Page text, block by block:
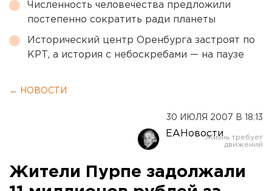
Численность человечества предложили
постепенно сократить ради планеты
Исторический центр Оренбурга застроят по
КРТ, а история с небоскребами — на паузе
← НОВОСТИ
30 ИЮЛЯ 2007 В 18:13
ЕАНовости
Жители Пурпе задолжали